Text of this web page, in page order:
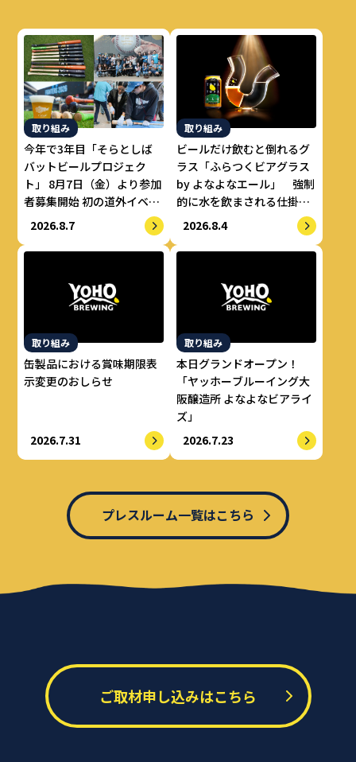
取り組み
今年で3年目「そらとしば
バットビールプロジェク
ト」 8月7日（金）より参加
者募集開始 初の道外イベン
トも開催！
2026.8.7
取り組み
ビールだけ飲むと倒れるグ
ラス「ふらつくビアグラス
by よなよなエール」 強制
的に水を飲まされる仕掛け
で適正飲酒を実現
2026.8.4
取り組み
缶製品における賞味期限表
示変更のおしらせ
2026.7.31
取り組み
本日グランドオープン！
「ヤッホーブルーイング大
阪醸造所 よなよなビアライ
ズ」
2026.7.23
プレスルーム一覧はこちら
ご取材申し込みはこちら